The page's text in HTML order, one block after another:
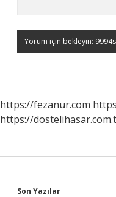
https://fezanur.com
https://
Son Yazılar